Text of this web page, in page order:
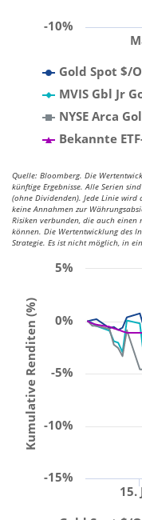
Gold Spot $/
MVIS Gbl Jr
NYSE Arca
Bekannte
-10%
Quelle: Bloomberg. Die
künftige Ergebnisse. Alle Serien
(ohne Dividenden). Jede Linie
keine Annahmen zur
Risiken verbunden, die auch einen
können. Die Wertentwicklung des
Strategie. Es ist nicht möglich, in
Kumulative Renditen (%)
15.
-15%
-10%
-5%
0%
5%